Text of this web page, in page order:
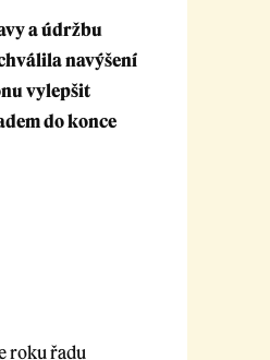
a údržbu
navýšení
vylepšit
do konce
roku řadu